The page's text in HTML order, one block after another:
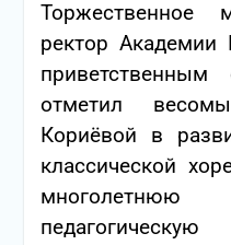
Торжественное
ректор Академии
отметил
Кориёвой в
классической